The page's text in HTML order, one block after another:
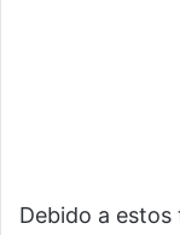
Debido a